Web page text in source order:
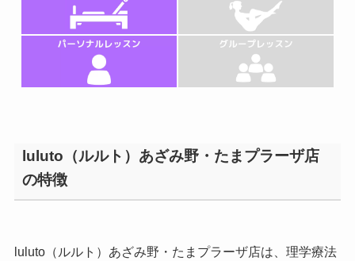
luluto（ルルト）あざみ野・たまプラーザ店
の特徴
luluto（ルルト）あざみ野・たまプラーザ店は、理学療法